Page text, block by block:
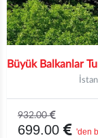
932.00
699.00 'den